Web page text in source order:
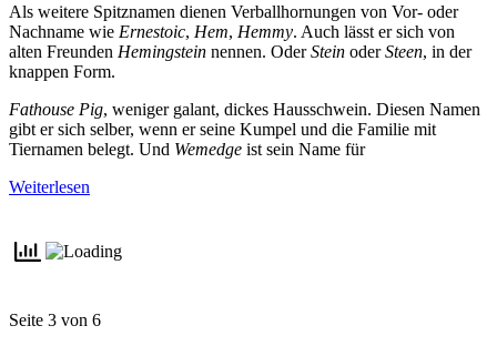
Als weitere Spitznamen dienen Verballhornungen von Vor- oder
Nachname wie Ernestoic, Hem, Hemmy. Auch lässt er sich von
alten Freunden Hemingstein nennen. OderStein oderSteen, in der
knappen Form.
Fathouse Pig, weniger galant, dickes Hausschwein. Diesen Namen
gibt er sich selber, wenn er seine Kumpel und die Familie mit
Tiernamen belegt. Und Wemedge ist sein Name für
Weiterlesen
Seite 3 von 6